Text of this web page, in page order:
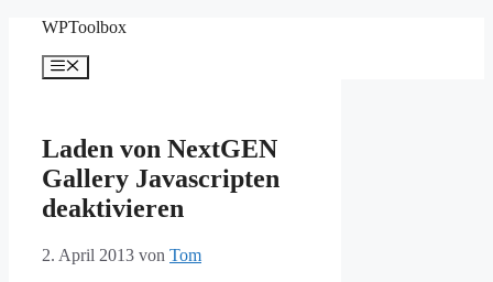
springen
WPToolbox
Menü
Laden von NextGEN
Gallery Javascripten
deaktivieren
2. April 2013 von Tom